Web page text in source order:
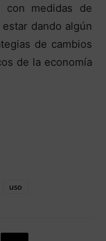
con medidas de
dando algún
de cambios
de la economía
uso